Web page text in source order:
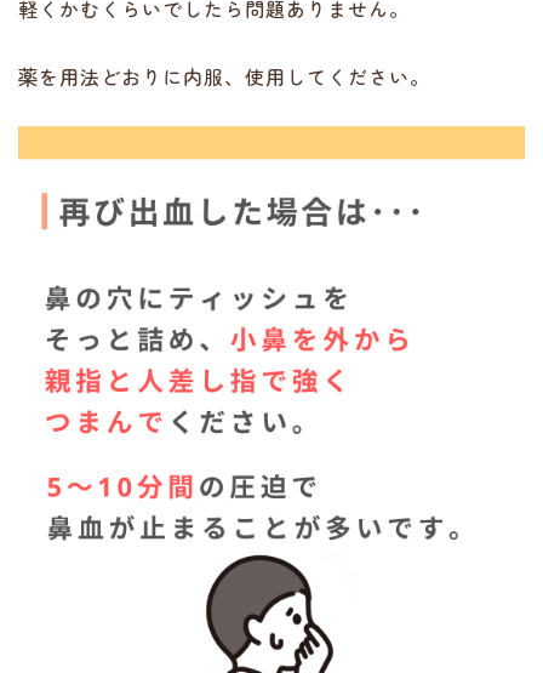
軽くかむくらいでしたら問題ありません。
薬を用法どおりに内服、使用してください。